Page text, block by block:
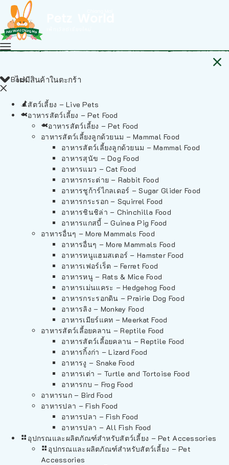
ไม่มีสินค้าในตะกร้า
Back
สัตว์เลี้ยง – Live Pets
อาหารสัตว์เลี้ยง – Pet Food
อาหารสัตว์เลี้ยง – Pet Food
อาหารสัตว์เลี้ยงลูกด้วยนม – Mammal Food
อาหารสัตว์เลี้ยงลูกด้วยนม – Mammal Food
อาหารสุนัข – Dog Food
อาหารแมว – Cat Food
อาหารกระต่าย – Rabbit Food
อาหารชูก้าร์ไกลเดอร์ – Sugar Glider Food
อาหารกระรอก – Squirrel Food
อาหารชินชิล่า – Chinchilla Food
อาหารแกสบี้ – Guinea Pig Food
อาหารอื่นๆ – More Mammals Food
อาหารอื่นๆ – More Mammals Food
อาหารหนูแฮมสเตอร์ – Hamster Food
อาหารเฟอร์เร็ต – Ferret Food
อาหารหนู – Rats & Mice Food
อาหารเม่นแคระ – Hedgehog Food
อาหารกระรอกดิน – Prairie Dog Food
อาหารลิง – Monkey Food
อาหารเมียร์แคท – Meerkat Food
อาหารสัตว์เลี้อยคลาน – Reptile Food
อาหารสัตว์เลี้อยคลาน – Reptile Food
อาหารกิ้งก่า – Lizard Food
อาหารงู – Snake Food
อาหารเต่า – Turtle and Tortoise Food
อาหารกบ – Frog Food
อาหารนก – Bird Food
อาหารปลา – Fish Food
อาหารปลา – Fish Food
อาหารปลา – All Fish Food
อุปกรณและผลิตภัณฑ์สำหรับสัตว์เลี้ยง – Pet Accessories
อุปกรณและผลิตภัณฑ์สำหรับสัตว์เลี้ยง – Pet
Accessories